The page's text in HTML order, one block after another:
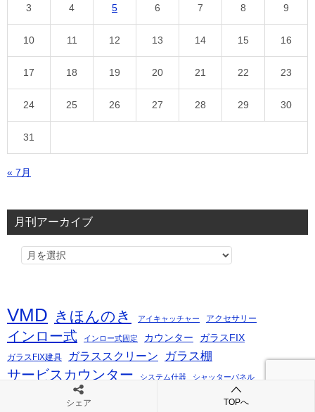
3 4 5 6 7 8 9
10 11 12 13 14 15 16
17 18 19 20 21 22 23
24 25 26 27 28 29 30
31
« 7月
月刊アーカイブ
VMD きほんのき アイキャッチャー アクセサリー
インロー式 インロー式固定 カウンター ガラスFIX
ガラスFIX建具 ガラススクリーン ガラス棚
サービスカウンター システム什器 シャッターパネル
ショーケース ショーケース付き
シェア TOPへ